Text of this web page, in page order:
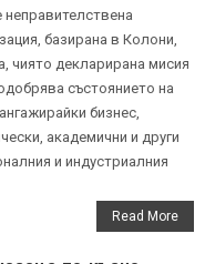
неправителствена
базирана в Колони,
чиято декларирана мисия
състоянието на
бизнес,
академични и други
и индустриалния
Read More